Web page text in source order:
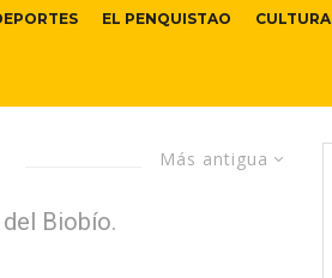
EL PENQUISTAO CULTURA
Más antigua
Biobío.